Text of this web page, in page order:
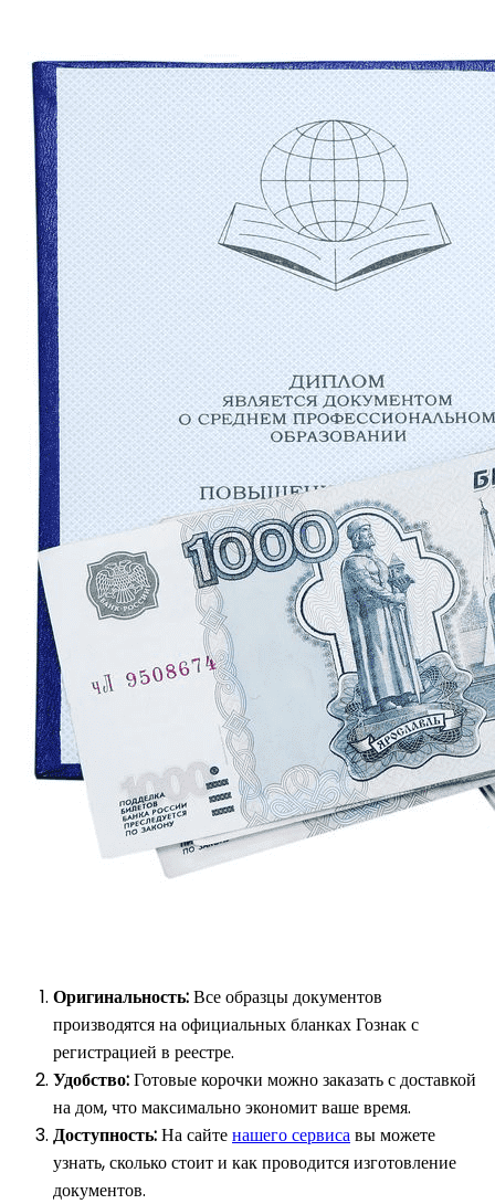
Оригинальность:Все образцы документов
производятся на официальных бланках Гознак с
регистрацией в реестре.
Удобство:Готовые корочки можно заказать с доставкой
на дом, что максимально экономит ваше время.
Доступность:На сайтенашего сервисавы можете
узнать, сколько стоит и как проводится изготовление
документов.